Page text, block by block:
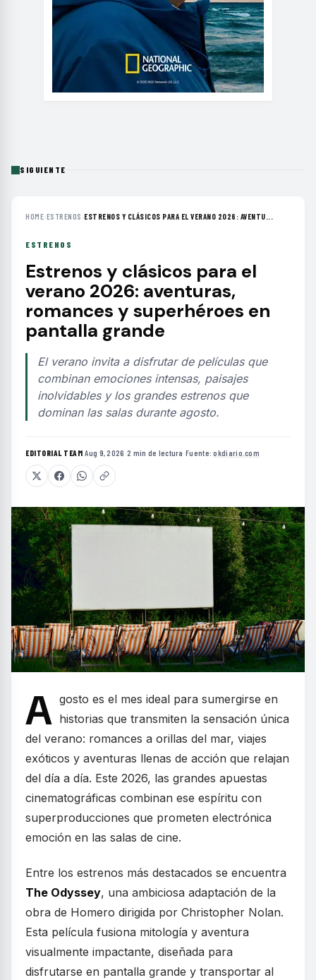
SIGUIENTE
HOME›ESTRENOS ›ESTRENOS Y CLÁSICOS PARA EL VERANO 2026: AVENTU...
ESTRENOS
Estrenos y clásicos para el
verano 2026: aventuras,
romances y superhéroes en
pantalla grande
El verano invita a disfrutar de películas que
combinan emociones intensas, paisajes
inolvidables y los grandes estrenos que
dominan las salas durante agosto.
EDITORIAL TEAM·Aug 9, 2026 ·2 min de lectura ·Fuente:okdiario.com
A gosto es el mes ideal para sumergirse en
historias que transmiten la sensación única
del verano: romances a orillas del mar, viajes
exóticos y aventuras llenas de acción que relajan
del día a día. Este 2026, las grandes apuestas
cinematográficas combinan ese espíritu con
superproducciones que prometen electrónica
emoción en las salas de cine.
Entre los estrenos más destacados se encuentra
The Odyssey, una ambiciosa adaptación de la
obra de Homero dirigida por Christopher Nolan.
Esta película fusiona mitología y aventura
visualmente impactante, diseñada para
disfrutarse en pantalla grande y transportar al